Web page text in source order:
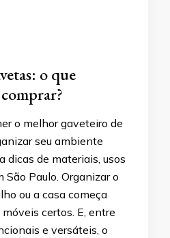
o que
o melhor gaveteiro de
seu ambiente
dicas de materiais, usos
São Paulo. Organizar o
ou a casa começa
certos. E, entre
e versáteis, o